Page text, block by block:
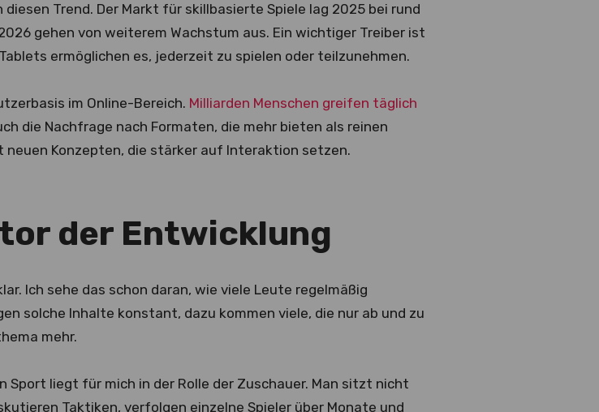
Trend. Der Markt für skillbasierte Spiele lag 2025 bei rund
gehen von weiterem Wachstum aus. Ein wichtiger Treiber ist
ermöglichen es, jederzeit zu spielen oder teilzunehmen.
im Online-Bereich. Milliarden Menschen greifen täglich
die Nachfrage nach Formaten, die mehr bieten als reinen
neuen Konzepten, die stärker auf Interaktion setzen.
der Entwicklung
Ich sehe das schon daran, wie viele Leute regelmäßig
solche Inhalte konstant, dazu kommen viele, die nur ab und zu
mehr.
Sport liegt für mich in der Rolle der Zuschauer. Man sitzt nicht
Taktiken, verfolgen einzelne Spieler über Monate und